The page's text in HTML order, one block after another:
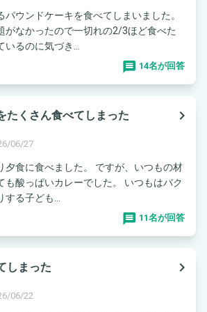
パウンドケーキを食べてしまいました。
がなかったので一切れの2/3ほど食べた
るのに気づき...
14名が回答
たくさん食べてしまった
navigate_next
06/27
夕食に食べました。 ですが、いつもの材
も酸っぱいカレーでした。 いつもはバク
る子ども...
11名が回答
しまった
navigate_next
06/22